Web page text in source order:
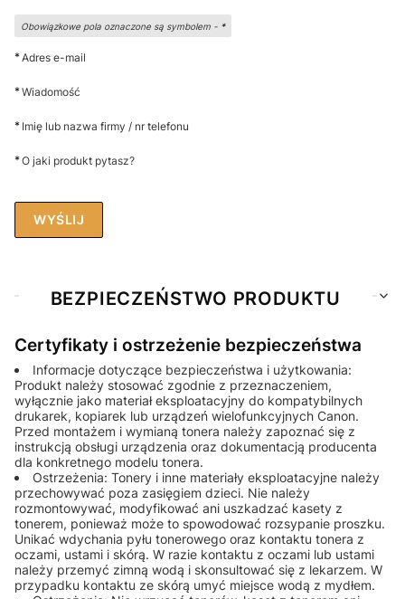
Obowiązkowe pola oznaczone są symbolem - *
*Adres e-mail
*Wiadomość
* Imię lub nazwa firmy / nr telefonu
*O jaki produkt pytasz?
WYŚLIJ
BEZPIECZEŃSTWO PRODUKTU
Certyfikaty i ostrzeżenie bezpieczeństwa
Informacje dotyczące bezpieczeństwa i użytkowania:
Produkt należy stosować zgodnie z przeznaczeniem,
wyłącznie jako materiał eksploatacyjny do kompatybilnych
drukarek, kopiarek lub urządzeń wielofunkcyjnych Canon.
Przed montażem i wymianą tonera należy zapoznać się z
instrukcją obsługi urządzenia oraz dokumentacją producenta
dla konkretnego modelu tonera.
Ostrzeżenia: Tonery i inne materiały eksploatacyjne należy
przechowywać poza zasięgiem dzieci. Nie należy
rozmontowywać, modyfikować ani uszkadzać kasety z
tonerem, ponieważ może to spowodować rozsypanie proszku.
Unikać wdychania pyłu tonerowego oraz kontaktu tonera z
oczami, ustami i skórą. W razie kontaktu z oczami lub ustami
należy przemyć zimną wodą i skonsultować się z lekarzem. W
przypadku kontaktu ze skórą umyć miejsce wodą z mydłem.